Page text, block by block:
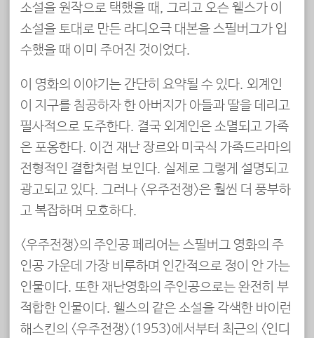
소설을 원작으로 택했을 때, 그리고 오슨 웰스가 이
소설을 토대로 만든 라디오극 대본을 스필버그가 입
수했을 때 이미 주어진 것이었다.
이 영화의 이야기는 간단히 요약될 수 있다. 외계인
이 지구를 침공하자 한 아버지가 아들과 딸을 데리고
필사적으로 도주한다. 결국 외계인은 소멸되고 가족
은 포옹한다. 이건 재난 장르와 미국식 가족드라마의
전형적인 결합처럼 보인다. 실제로 그렇게 설명되고
광고되고 있다. 그러나 <우주전쟁>은 훨씬 더 풍부하
고 복잡하며 모호하다.
<우주전쟁>의 주인공 페리어는 스필버그 영화의 주
인공 가운데 가장 비루하며 인간적으로 정이 안 가는
인물이다. 또한 재난영화의 주인공으로는 완전히 부
적합한 인물이다. 웰스의 같은 소설을 각색한 바이런
해스킨의 <우주전쟁>(1953)에서부터 최근의 <인디